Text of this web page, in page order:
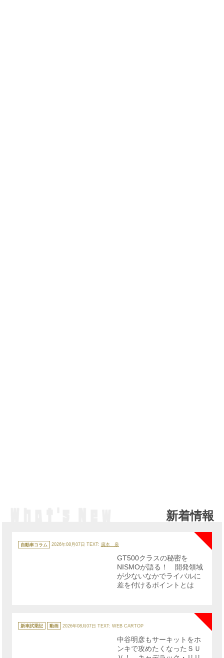
新着情報
テ
ゴ
自動車コラム 2026年08月07日 TEXT: 廣本 泉
NEW
GT500クラスの秘密を
NISMOが語る！ 開発領域
が少ないなかでライバルに
差を付けるポイントとは
テ
ゴ
新車試乗記 動画 2026年08月07日 TEXT: WEB CARTOP
中谷明彦もサーキットをホ
ンキで攻めたくなったＳＵ